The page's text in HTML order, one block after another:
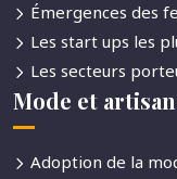
Émergences des
Les start ups les
Les secteurs
Mode et
Adoption de la